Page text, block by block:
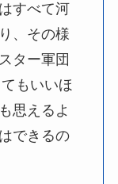
すべて河
、その様
ター軍団
もいいほ
思えるよ
できるの